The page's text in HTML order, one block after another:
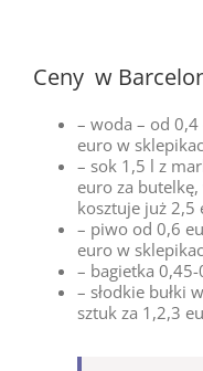
Ceny w
– woda – od
euro w
– sok 1,5 l z
euro za
kosztuje już 2,5
– piwo od 0,6
euro w
– bagietka
– słodkie bułki
sztuk za 1,2,3